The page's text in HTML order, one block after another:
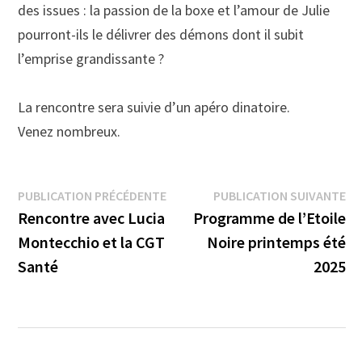
des issues : la passion de la boxe et l’amour de Julie
pourront-ils le délivrer des démons dont il subit
l’emprise grandissante ?
La rencontre sera suivie d’un apéro dinatoire.
Venez nombreux.
Navigation
de
l’article
PUBLICATION PRÉCÉDENTEPublication
précédente :
Rencontre avec Lucia
Montecchio et la CGT
Santé
PUBLICATION SUIVANTE
Programme de l’Etoile
Noire printemps été
2025